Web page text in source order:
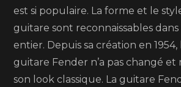
est si populaire. La forme et le
guitare sont reconnaissables
entier. Depuis sa création en
guitare Fender n’a pas changé et
son look classique. La guitare